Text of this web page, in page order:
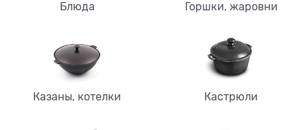
Блюда Горшки, жаровни
Казаны, котелки Кастрюли